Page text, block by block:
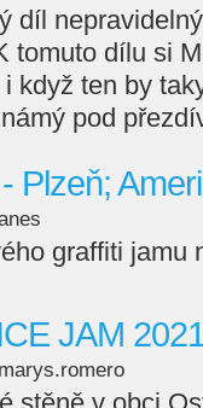
díl
tomuto dílu si
když ten by
pod
Plzeň;
graffiti jamu
JAM
marys.romero